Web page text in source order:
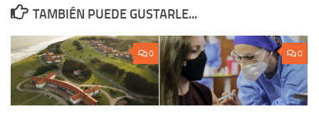
TAMBIÉN PUEDE GUSTARLE...
0 0